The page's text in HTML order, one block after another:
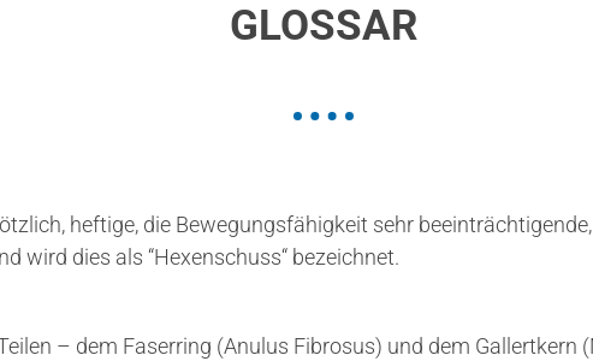
GLOSSAR
heftige, die Bewegungsfähigkeit sehr
wird dies als “Hexenschuss“ bezeichnet.
– dem Faserring (Anulus Fibrosus) und dem Gallertkern